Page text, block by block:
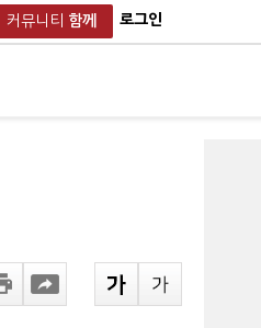
커뮤니티 함께 로그인